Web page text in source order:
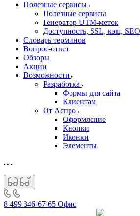
Полезные сервисы
Полезные сервисы
Генератор UTM‑меток
Доступность, SSL, кэш, SEO
Словарь терминов
Вопрос-ответ
Обзоры
Акции
Возможности
Разработка
Формы для сайта
Клиентам
От Аспро
Оформление
Кнопки
Иконки
Элементы
8 499 346-67-65 Офис